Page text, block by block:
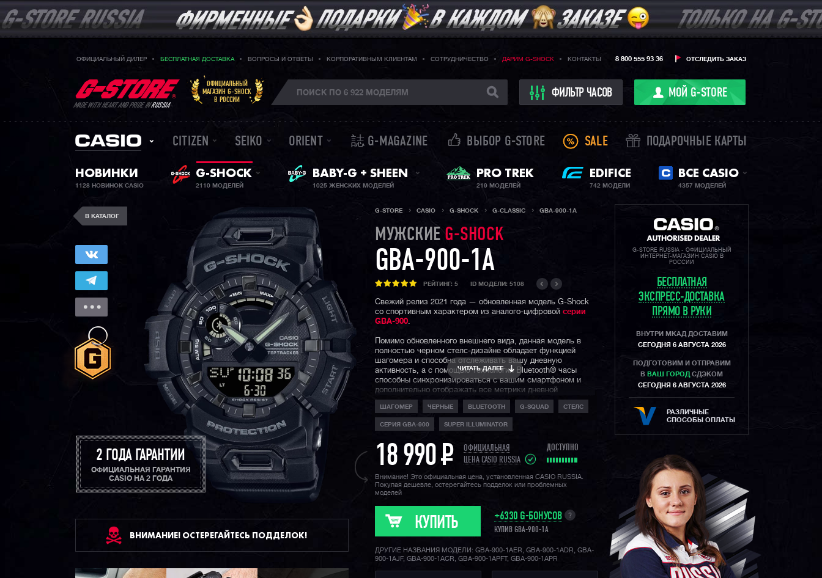
ОФИЦИАЛЬНЫЙ ДИЛЕР БЕСПЛАТНАЯ ДОСТАВКА ВОПРОСЫ И ОТВЕТЫ КОРПОРАТИВНЫМ КЛИЕНТАМ СОТРУДНИЧЕСТВО ДАРИМ G-SHOCK КОНТАКТЫ ОТСЛЕДИТЬ ЗАКАЗ
8 800 555 93 36
MADE WITH HEART AND PRIDE INRUSSIA
ОФИЦИАЛЬНЫЙ
МАГАЗИН G-SHOCK
В РОССИИ
ФИЛЬТР ЧАСОВ МОЙ G-STORE
CITIZEN SEIKO ORIENT 誌 G-MAGAZINE ВЫБОР G-STORE SALE ПОДАРОЧНЫЕ КАРТЫ
НОВИНКИ
1128 НОВИНОК CASIO
G-SHOCK
2110 МОДЕЛЕЙ
ЖЕНСКИЕ ЧАСЫ
BABY-G + SHEEN
1025 ЖЕНСКИХ МОДЕЛЕЙ
PRO TREK
219 МОДЕЛЕЙ
EDIFICE
742 МОДЕЛИ
ВСЕ CASIO
4357 МОДЕЛЕЙ
В КАТАЛОГ
2 ГОДА ГАРАНТИИ
ОФИЦИАЛЬНАЯ ГАРАНТИЯ
CASIO НА 2 ГОДА
ВНИМАНИЕ! ОСТЕРЕГАЙТЕСЬ ПОДДЕЛОК!
G-STORE CASIO G-SHOCK G-CLASSIC GBA-900-1A
МУЖСКИЕ G-SHOCK
GBA-900-1A
РЕЙТИНГ: 5 ID МОДЕЛИ: 5108
Свежий релиз 2021 года — обновленная модель G-Shock
со спортивным характером из аналого-цифровой серии
GBA-900.
Помимо обновленного внешнего вида, данная модель в
полностью черном стелс-дизайне обладает функцией
шагомера и способна отслеживать вашу дневную
активность, а с помощью технологии Bluetooth® часы
способны синхронизироваться с вашим смартфоном и
дополнительно отображать все метрики дневной
активности в приложении на смартфоне в максимально
удобном и наглядном виде. Также часы способны
отображать уведомления о входящих звонках и
сообщениях.
Часы обладают многофункциональным таймером,
который можно использовать для интервальных
сигналов теперь можно в удобном виде через приложение
G-Shock Move на смартфоне и запустить эту программу
на часах во время тренировки. С помощью шагомера
измеряются и беговые показатели: длина дистанции, темп
и количество сожженных калорий. Обособленная кнопка
DISP слева на корпусе позволяет быстро переключаться
между режимами индикации той или иной информации на
дисплеях часов.
ЧИТАТЬ ДАЛЕЕ
ШАГОМЕР ЧЕРНЫЕ BLUETOOTH G-SQUAD СТЕЛС
СЕРИЯ GBA-900 SUPER ILLUMINATOR
18 990P
ОФИЦИАЛЬНАЯ
ЦЕНА CASIO RUSSIA
ДОСТУПНО
Внимание! Это официальная цена, установленная CASIO RUSSIA.
Покупая дешевле, остерегайтесь подделок или проблемных
моделей
КУПИТЬ +6330 G-БОНУСОВ
КУПИВ GBA-900-1A
?
ДРУГИЕ НАЗВАНИЯ МОДЕЛИ: GBA-900-1AER, GBA-900-1ADR, GBA-
900-1AJF, GBA-900-1ACR, GBA-900-1APFT, GBA-900-1APR
G-STORE RUSSIA - ОФИЦИАЛЬНЫЙ
ИНТЕРНЕТ-МАГАЗИН CASIO В
РОССИИ
БЕСПЛАТНАЯ
ЭКСПРЕСС-ДОСТАВКА
ПРЯМО В РУКИ
ВНУТРИ МКАД ДОСТАВИМ
СЕГОДНЯ 6 АВГУСТА 2026
ПОДГОТОВИМ И ОТПРАВИМ
В ВАШ ГОРОД СДЭКОМ
СЕГОДНЯ 6 АВГУСТА 2026
РАЗЛИЧНЫЕ
СПОСОБЫ ОПЛАТЫ